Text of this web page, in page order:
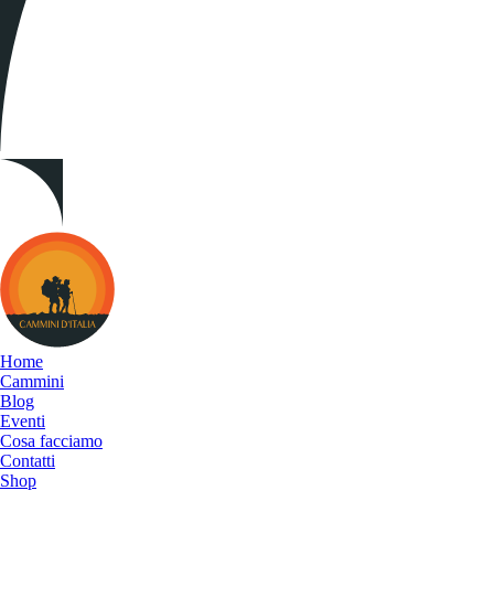
Cammini
d&#039;Italia
Home
Cammini
Blog
Eventi
Cosa facciamo
Contatti
Shop